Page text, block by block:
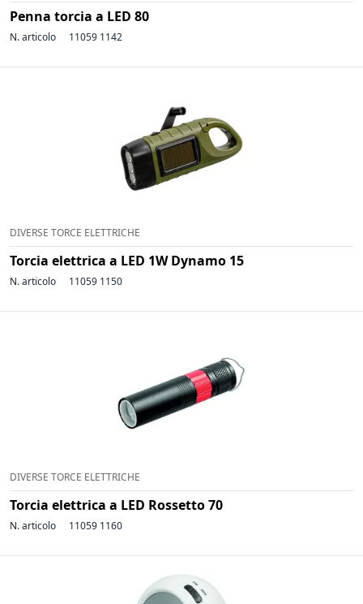
Penna torcia a LED 80
N. articolo 11059 1142
DIVERSE TORCE ELETTRICHE
Torcia elettrica a LED 1W Dynamo 15
N. articolo 11059 1150
DIVERSE TORCE ELETTRICHE
Torcia elettrica a LED Rossetto 70
N. articolo 11059 1160